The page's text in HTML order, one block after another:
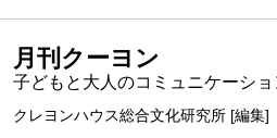
月刊クーヨン
子どもと大人のコミュニケーシ
クレヨンハウス総合文化研究所 [編集]